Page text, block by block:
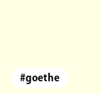
#goethe